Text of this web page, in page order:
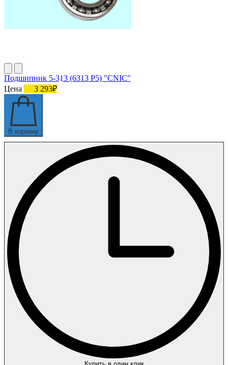
Подшипник 5-313 (6313 P5) "CNIC"
Цена
3 293₽
В корзину